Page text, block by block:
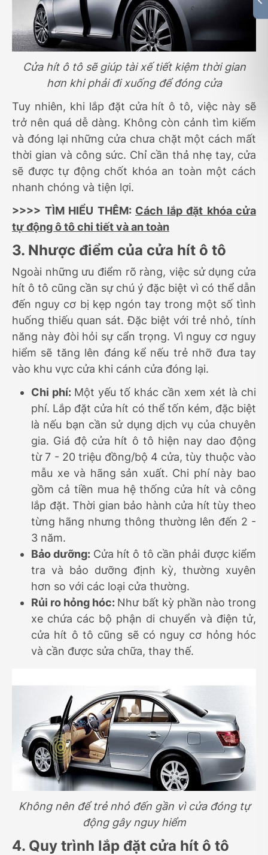
Cửa hít ô tô sẽ giúp tài xế tiết kiệm thời gian
hơn khi phải đi xuống để đóng cửa
Tuy nhiên, khi lắp đặt cửa hít ô tô, việc này sẽ
trở nên quá dễ dàng. Không còn cảnh tìm kiếm
và đóng lại những cửa chưa chặt một cách mất
thời gian và công sức. Chỉ cần thả nhẹ tay, cửa
sẽ được tự động chốt khóa an toàn một cách
nhanh chóng và tiện lợi.
>>>> TÌM HIỂU THÊM: Cách lắp đặt khóa cửa
tự động ô tô chi tiết và an toàn
3. Nhược điểm của cửa hít ô tô
Ngoài những ưu điểm rõ ràng, việc sử dụng cửa
hít ô tô cũng cần sự chú ý đặc biệt vì có thể dẫn
đến nguy cơ bị kẹp ngón tay trong một số tình
huống thiếu quan sát. Đặc biệt với trẻ nhỏ, tính
năng này đòi hỏi sự cẩn trọng. Vì nguy cơ nguy
hiểm sẽ tăng lên đáng kể nếu trẻ nhỡ đưa tay
vào khu vực cửa khi cánh cửa đóng lại.
Chi phí: Một yếu tố khác cần xem xét là chi
phí. Lắp đặt cửa hít có thể tốn kém, đặc biệt
là nếu bạn cần sử dụng dịch vụ của chuyên
gia. Giá độ cửa hít ô tô hiện nay dao động
từ 7 - 20 triệu đồng/bộ 4 cửa, tùy thuộc vào
mẫu xe và hãng sản xuất. Chi phí này bao
gồm cả tiền mua hệ thống cửa hít và công
lắp đặt. Thời gian bảo hành cửa hít tùy theo
từng hãng nhưng thông thường lên đến 2 -
3 năm.
Bảo dưỡng: Cửa hít ô tô cần phải được kiểm
tra và bảo dưỡng định kỳ, thường xuyên
hơn so với các loại cửa thường.
Rủi ro hỏng hóc: Như bất kỳ phần nào trong
xe chứa các bộ phận di chuyển và điện tử,
cửa hít ô tô cũng sẽ có nguy cơ hỏng hóc
và cần được sửa chữa, thay thế.
Không nên để trẻ nhỏ đến gần vì cửa đóng tự
động gây nguy hiểm
4. Quy trình lắp đặt cửa hít ô tô